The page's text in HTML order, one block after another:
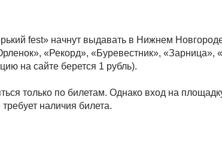
fest» начнут выдавать в Нижнем
«Рекорд», «Буревестник», «Зарница»,
на сайте берется 1 рубль).
только по билетам. Однако вход на
наличия билета.